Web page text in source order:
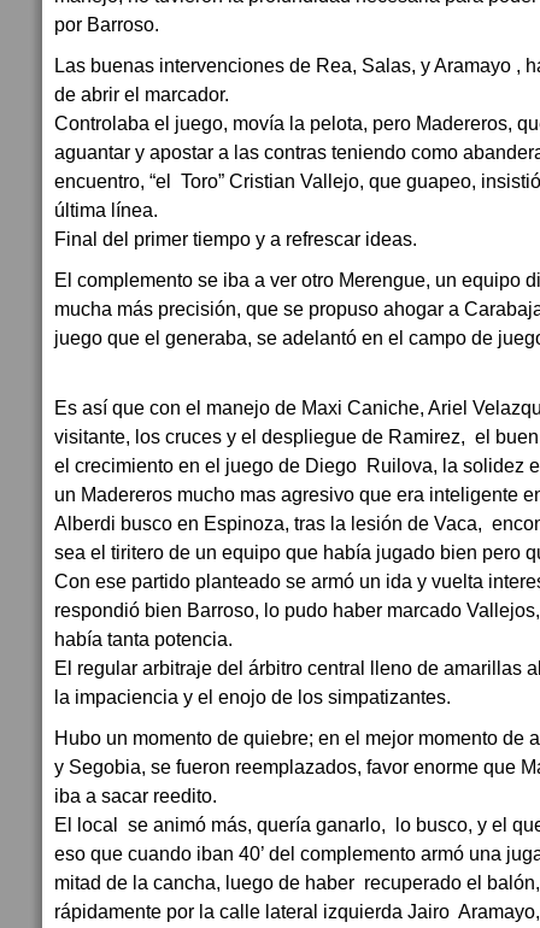
por Barroso.
Las buenas intervenciones de Rea, Salas, y Aramayo ,
de abrir el marcador.
Controlaba el juego, movía la pelota, pero Madereros,
aguantar y apostar a las contras teniendo como
encuentro, “el Toro” Cristian Vallejo, que guapeo,
última línea.
Final del primer tiempo y a refrescar ideas.
El complemento se iba a ver otro Merengue, un equipo
mucha más precisión, que se propuso ahogar a
juego que el generaba, se adelantó en el campo de
Es así que con el manejo de Maxi Caniche, Ariel
visitante, los cruces y el despliegue de Ramirez, el
el crecimiento en el juego de Diego Ruilova, la solidez
un Madereros mucho mas agresivo que era inteligente
Alberdi busco en Espinoza, tras la lesión de Vaca,
sea el tiritero de un equipo que había jugado bien pero
Con ese partido planteado se armó un ida y vuelta
respondió bien Barroso, lo pudo haber marcado
había tanta potencia.
El regular arbitraje del árbitro central lleno de amarillas
la impaciencia y el enojo de los simpatizantes.
Hubo un momento de quiebre; en el mejor momento de
y Segobia, se fueron reemplazados, favor enorme que
iba a sacar reedito.
El local se animó más, quería ganarlo, lo busco, y el
eso que cuando iban 40’ del complemento armó una
mitad de la cancha, luego de haber recuperado el
rápidamente por la calle lateral izquierda Jairo